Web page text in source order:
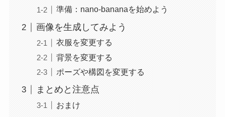
準備：nano-bananaを始めよう
画像を生成してみよう
衣服を変更する
背景を変更する
ポーズや構図を変更する
まとめと注意点
おまけ